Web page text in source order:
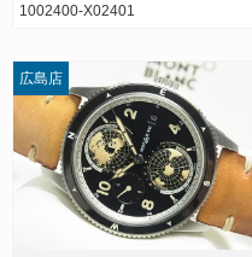
1002400-X02401
広島店